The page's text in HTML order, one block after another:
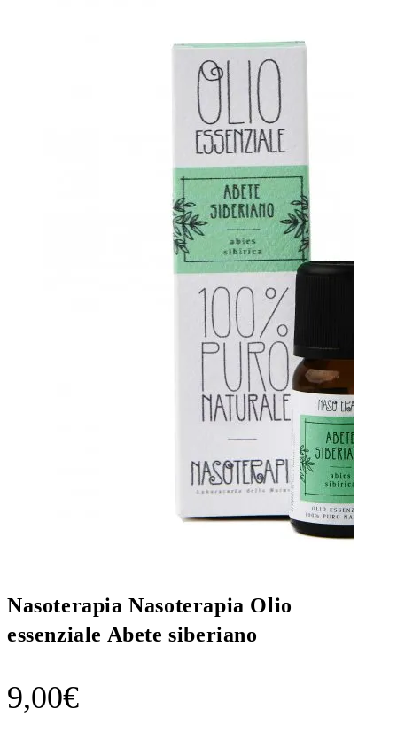
Nasoterapia Nasoterapia Olio
essenziale Abete siberiano
9,00€